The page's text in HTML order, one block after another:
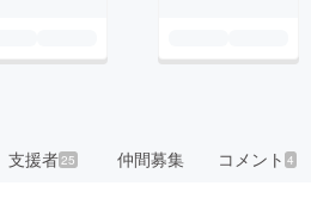
支援者25 仲間募集 コメント4